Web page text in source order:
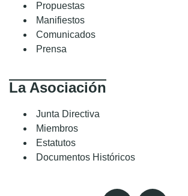
Propuestas
Manifiestos
Comunicados
Prensa
La Asociación
Junta Directiva
Miembros
Estatutos
Documentos Históricos